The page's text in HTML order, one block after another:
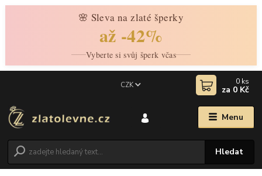
🌸 Sleva na zlaté šperky
až -42%
Vyberte si svůj šperk včas
Menu
CZK
Hledat
0 ks
za 0 Kč